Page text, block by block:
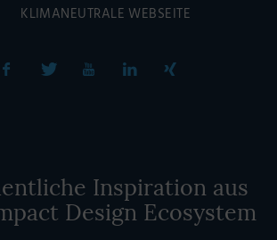
KLIMANEUTRALE WEBSEITE
Inspiration aus
Design Ecosystem